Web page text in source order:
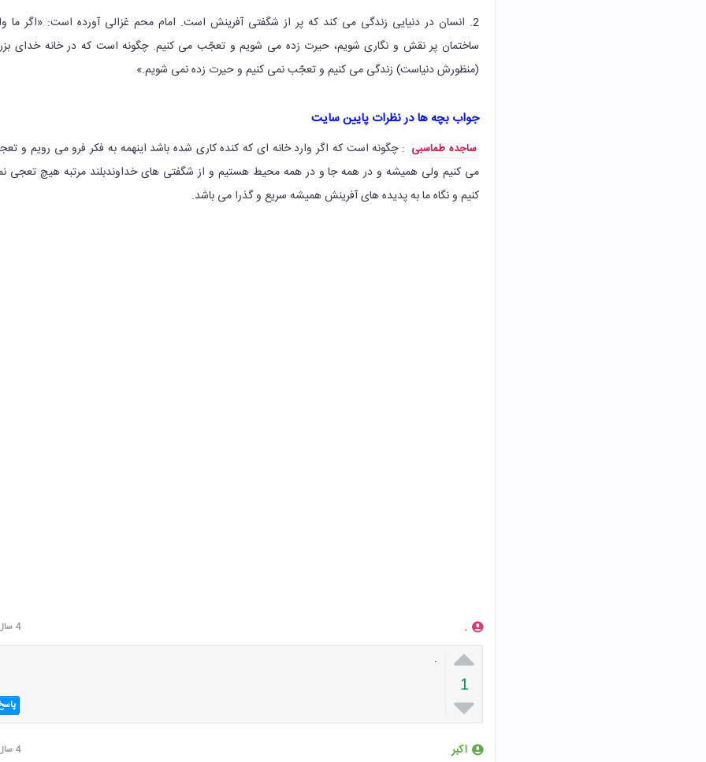
2. انسان در دنیایی زندگی می کند که پر از شگفتی آفرینش است. امام محم غزالی آورده است: «اگر ما
ساختمان پر نقش و نگاری شویم، حیرت زده می شویم و تعجّب می کنیم. چگونه است که در خانه خدای
(منظورش دنیاست) زندگی می کنیم و تعجّب نمی کنیم و حیرت زده نمی شویم.»
جواب بچه ها در نظرات پایین سایت
ساجده طماسبی : چگونه است که اگر وارد خانه ای که کنده کاری شده باشد اینهمه به فکر فرو می رویم و
می کنیم ولی همیشه و در همه جا و در همه محیط هستیم و از شگفتی های خداوندبلند مرتبه هیچ تعجی
کنیم و نگاه ما به پدیده های آفرینش همیشه سریع و گذرا می باشد.
. 4 سال قبل

1

.
اکبر 4 سال قبل